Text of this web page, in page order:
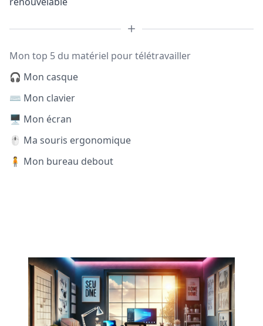
Mon top 5 du matériel pour télétravailler
🎧 Mon casque
⌨️ Mon clavier
🖥️ Mon écran
🖱️ Ma souris ergonomique
🧍 Mon bureau debout